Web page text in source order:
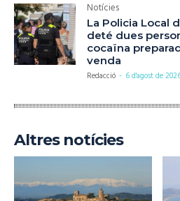
Notícies
La Policia Local
deté dues
cocaïna
venda
Redacció - 6 d'agost de
Altres notícies